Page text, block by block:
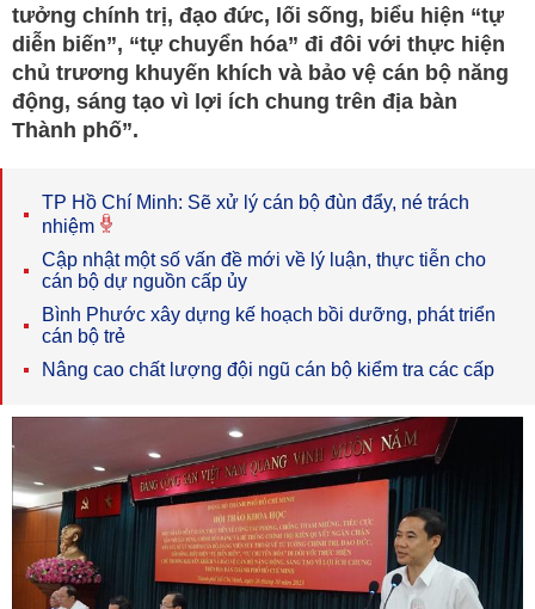
tưởng chính trị, đạo đức, lối sống, biểu hiện “tự
diễn biến”, “tự chuyển hóa” đi đôi với thực hiện
chủ trương khuyến khích và bảo vệ cán bộ năng
động, sáng tạo vì lợi ích chung trên địa bàn
Thành phố”.
TP Hồ Chí Minh: Sẽ xử lý cán bộ đùn đẩy, né trách
nhiệm
Cập nhật một số vấn đề mới về lý luận, thực tiễn cho
cán bộ dự nguồn cấp ủy
Bình Phước xây dựng kế hoạch bồi dưỡng, phát triển
cán bộ trẻ
Nâng cao chất lượng đội ngũ cán bộ kiểm tra các cấp